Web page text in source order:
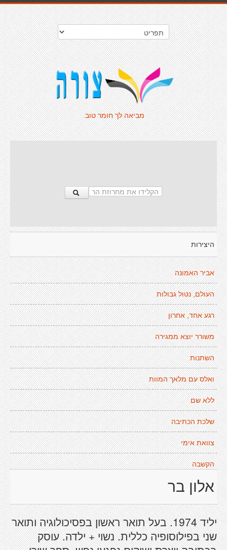
מביאה לך חומר טוב.
היצירות
אביר האמונה
העולם, נטול גבולות
רגע אחד, אחרון
משורר יוצא ממגירה
השתנות
ואלס עם מלאך המוות
ללא שם
שלכת הכתיבה
צוואת אימי
הקשבה
אלון בר
יליד 1974. בעל תואר ראשון בפסיכולוגיה ותואר
שני בפילוסופיה כללית. נשוי + ילדה. עוסק